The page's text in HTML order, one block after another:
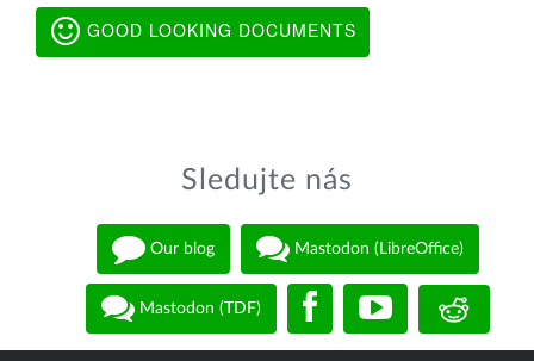
GOOD LOOKING DOCUMENTS
Sledujte nás
Our blog Mastodon (LibreOffice)
Mastodon (TDF)